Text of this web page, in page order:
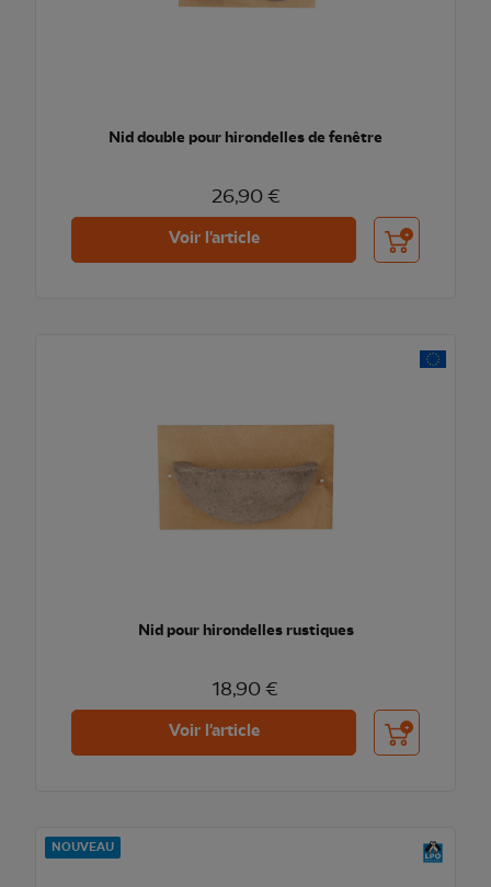
Nid double pour hirondelles de fenêtre
26,90 €
Voir l'article Ajouter au
Nid pour hirondelles rustiques
18,90 €
Voir l'article Ajouter au
NOUVEAU